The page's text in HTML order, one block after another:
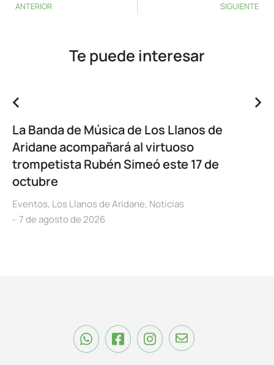
ANTERIOR SIGUIENTE
Te puede interesar
La Banda de Música de Los Llanos de
Aridane acompañará al virtuoso
trompetista Rubén Simeó este 17 de
octubre
Eventos, Los Llanos de Aridane, Noticias
7 de agosto de 2026